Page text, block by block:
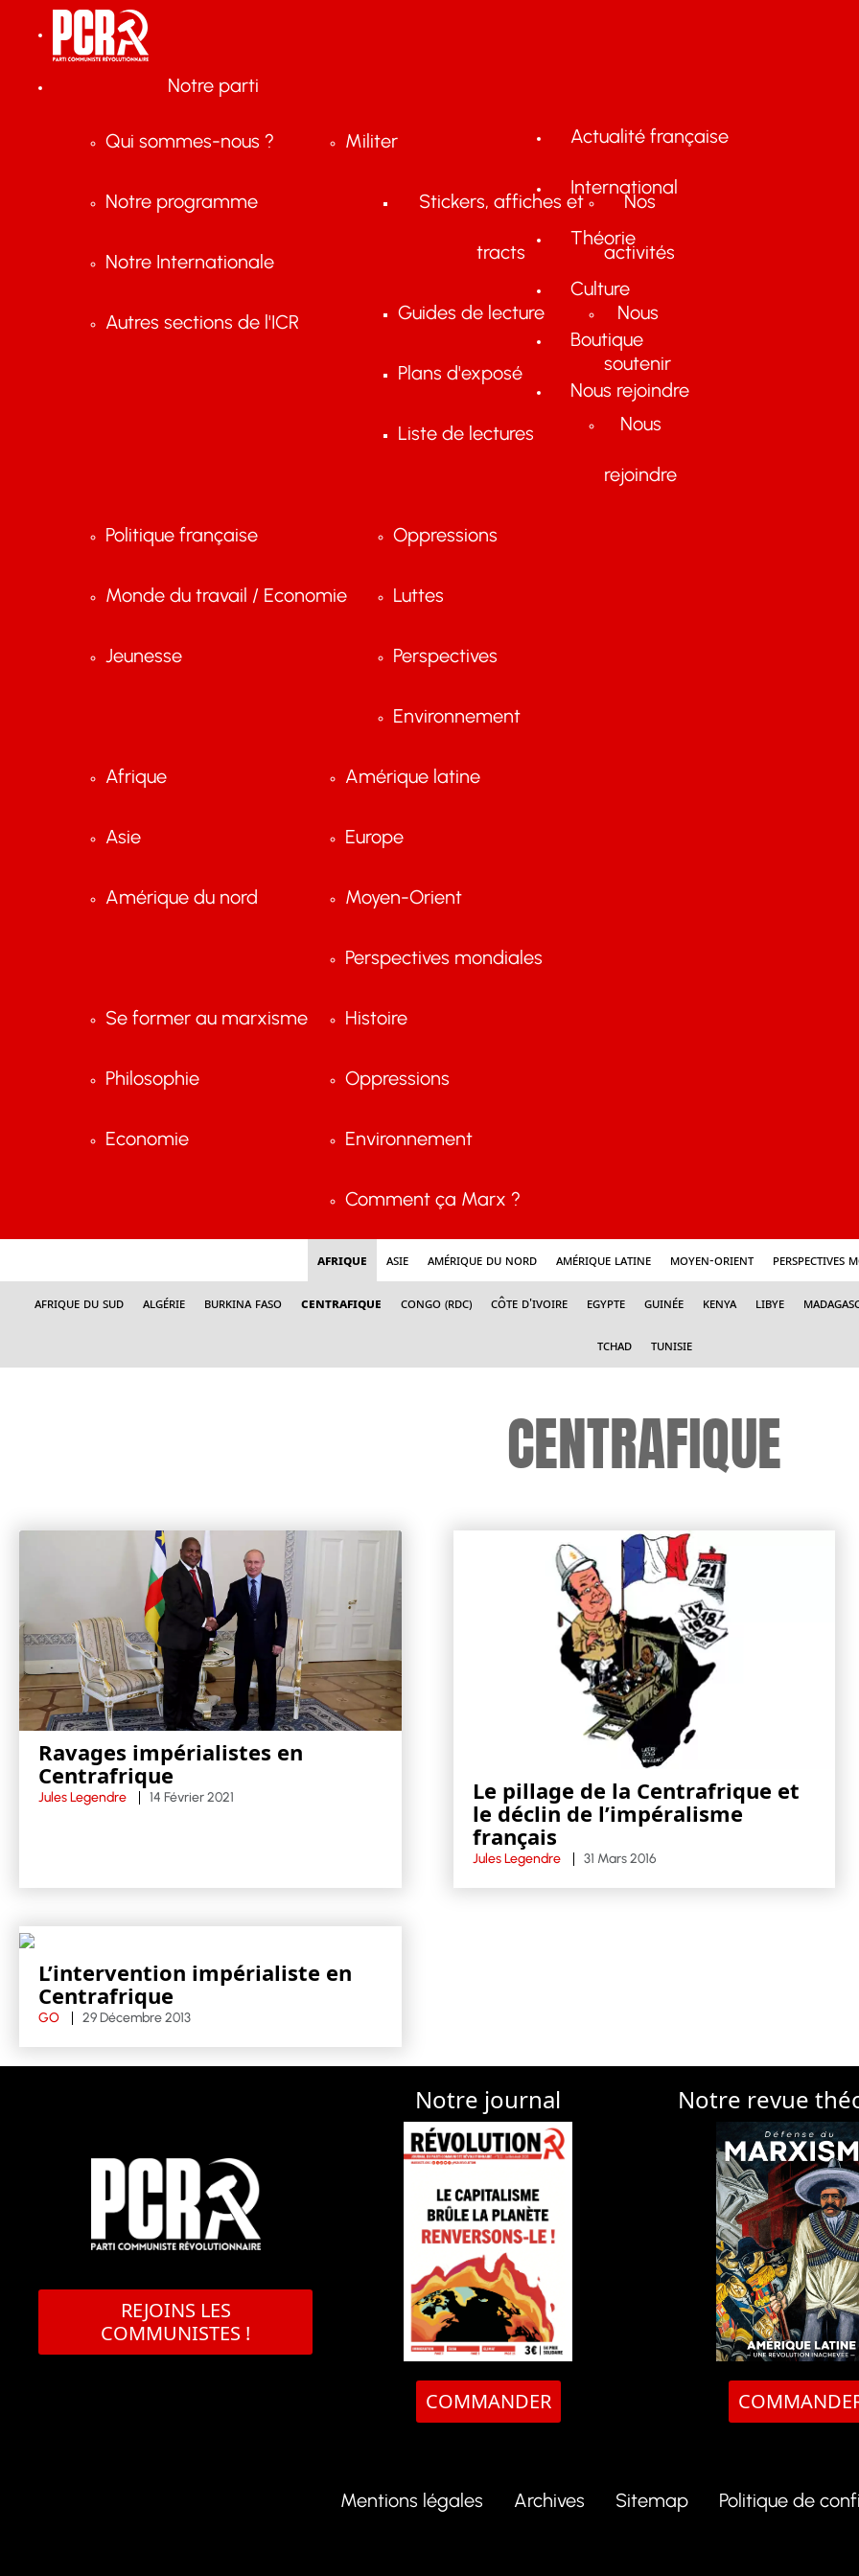
Notre parti
Qui sommes-nous ?
Notre programme
Notre Internationale
Autres sections de l'ICR
Militer
Stickers, affiches et
tracts
Guides de lecture
Plans d'exposé
Liste de lectures
Nos
activités
Nous
soutenir
Nous
rejoindre
Actualité française
Politique française
Monde du travail / Economie
Jeunesse
Oppressions
Luttes
Perspectives
Environnement
International
Afrique
Asie
Amérique du nord
Amérique latine
Europe
Moyen-Orient
Perspectives mondiales
Théorie
Se former au marxisme
Philosophie
Economie
Histoire
Oppressions
Environnement
Comment ça Marx ?
Culture
Boutique
Nous rejoindre
Afrique Asie Amérique du nord Amérique latine Moyen-Orient Perspectives
Afrique du sud Algérie Burkina Faso Centrafique Congo (RDC) Côte d'Ivoire Egypte Guinée Kenya Libye
Tchad Tunisie
CENTRAFIQUE
Ravages impérialistes en
Centrafrique
Jules Legendre 14 Février 2021
Le pillage de la Centrafrique et
le déclin de l’impéralisme
français
Jules Legendre 31 Mars 2016
L’intervention impérialiste en
Centrafrique
GO 29 Décembre 2013
REJOINS LES
COMMUNISTES !
Notre journal
COMMANDER
Notre revue
Mentions légales Archives Sitemap Politique de